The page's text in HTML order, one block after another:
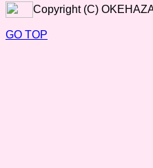
Copyright (C)
GO TOP